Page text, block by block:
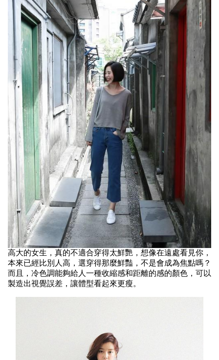
高大的女生，真的不適合穿得太鮮艷，想像在遠處看見你，
本來已經比別人高，選穿得那麼鮮豔，不是會成為焦點嗎？
而且， 冷色調能夠給人一種收縮感和距離的感的顏色，可以
製造出視覺誤差，讓體型看起來更瘦。